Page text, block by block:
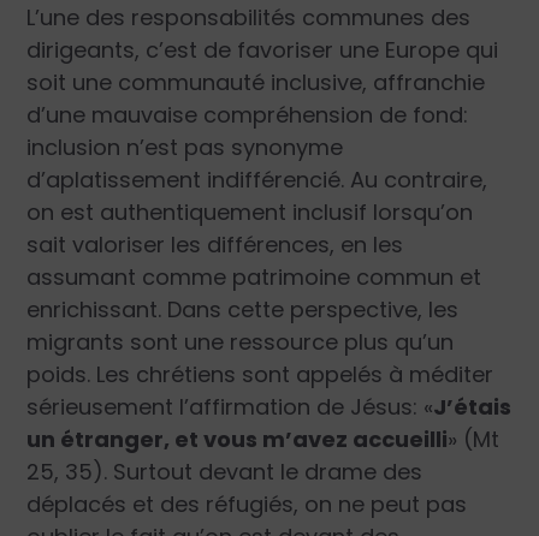
L’une des responsabilités communes des
dirigeants, c’est de favoriser une Europe qui
soit une communauté inclusive, affranchie
d’une mauvaise compréhension de fond:
inclusion n’est pas synonyme
d’aplatissement indifférencié. Au contraire,
on est authentiquement inclusif lorsqu’on
sait valoriser les différences, en les
assumant comme patrimoine commun et
enrichissant. Dans cette perspective, les
migrants sont une ressource plus qu’un
poids. Les chrétiens sont appelés à méditer
sérieusement l’affirmation de Jésus: «J’étais
un étranger, et vous m’avez accueilli» (Mt
25, 35). Surtout devant le drame des
déplacés et des réfugiés, on ne peut pas